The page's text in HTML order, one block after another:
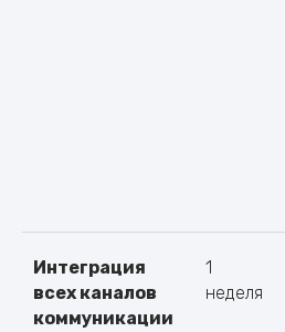
Интеграция
всех каналов
коммуникации
1
неделя